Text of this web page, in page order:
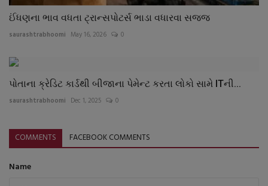
ઈંધણના ભાવ વધતા ટ્રાન્સપોટર્સ ભાડા વધારવા સજ્જ
saurashtrabhoomi May 16, 2026 0
પોતાના ક્રેડિટ કાર્ડથી બીજાના પેમેન્ટ કરતા લોકો સામે ITની...
saurashtrabhoomi Dec 1, 2025 0
COMMENTS FACEBOOK COMMENTS
Name